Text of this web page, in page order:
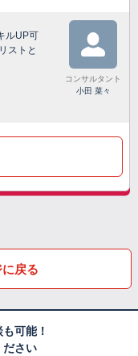
ルUP可
ストと
コンサルタント
小田 菜々
戻る
可能！
ださい